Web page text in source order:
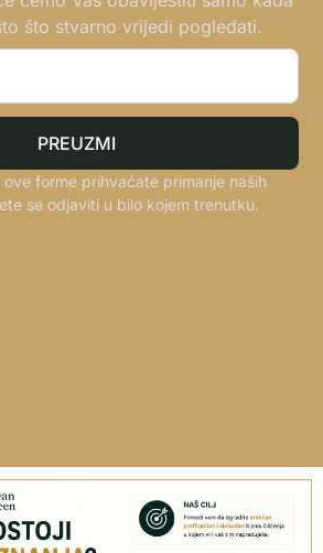
što stvarno vrijedi pogledati.
PREUZMI
forme prihvaćate primanje naših
se odjaviti u bilo kojem trenutku.